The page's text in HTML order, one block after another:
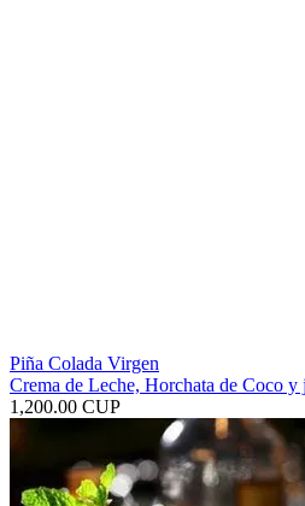
Piña Colada Virgen
Crema de Leche, Horchata de Coco y
1,200.00 CUP